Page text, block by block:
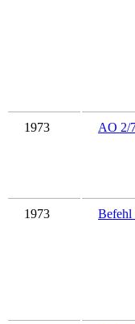
1973 AO 2/
1973 Befehl